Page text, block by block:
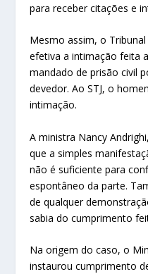
para receber citações e
Mesmo assim, o
efetiva a intimação feita
mandado de prisão civil
devedor. Ao STJ, o
intimação.
A ministra Nancy
que a simples
não é suficiente para
espontâneo da parte.
de qualquer
sabia do cumprimento
Na origem do caso, o
instaurou cumprimento